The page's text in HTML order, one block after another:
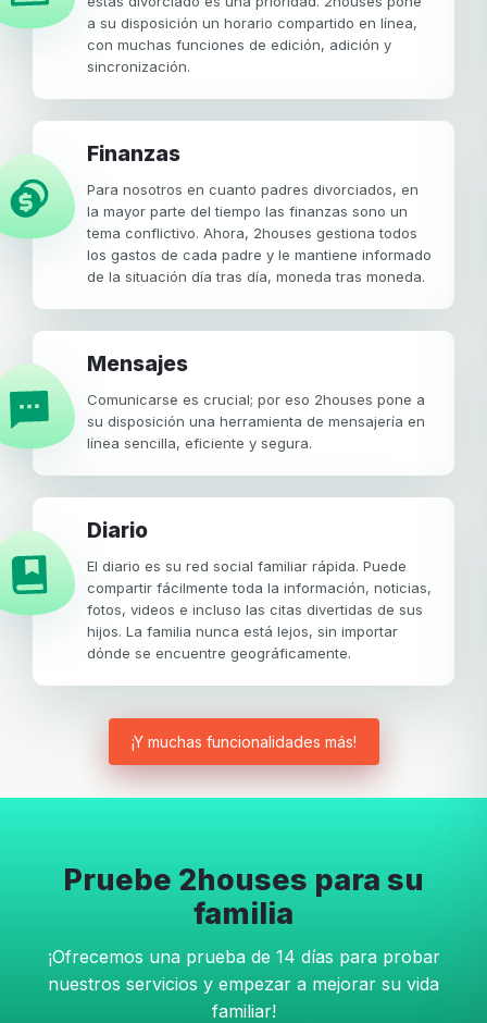
a su disposición un horario compartido en línea,
con muchas funciones de edición, adición y
sincronización.
Finanzas
Para nosotros en cuanto padres divorciados, en
la mayor parte del tiempo las finanzas sono un
tema conflictivo. Ahora, 2houses gestiona todos
los gastos de cada padre y le mantiene informado
de la situación día tras día, moneda tras moneda.
Mensajes
Comunicarse es crucial; por eso 2houses pone a
su disposición una herramienta de mensajería en
línea sencilla, eficiente y segura.
Diario
El diario es su red social familiar rápida. Puede
compartir fácilmente toda la información, noticias,
fotos, videos e incluso las citas divertidas de sus
hijos. La familia nunca está lejos, sin importar
dónde se encuentre geográficamente.
¡Y muchas funcionalidades más!
Pruebe 2houses para su
familia
¡Ofrecemos una prueba de 14 días para probar
nuestros servicios y empezar a mejorar su vida
familiar!